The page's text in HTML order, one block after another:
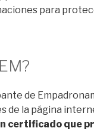
para
de
de la página
certificado que